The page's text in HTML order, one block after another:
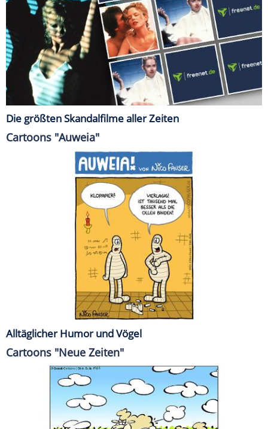
Die größten Skandalfilme aller Zeiten
Cartoons "Auweia"
Alltäglicher Humor und Vögel
Cartoons "Neue Zeiten"